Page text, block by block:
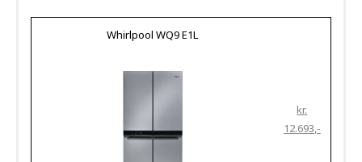
Whirlpool WQ9 E1L
kr.
12.693